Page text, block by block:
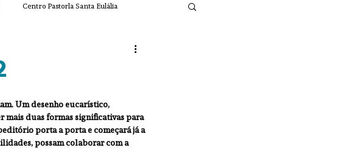
Centro Pastorla Santa Eulália
Semana Santa Pascoa
Um desenho eucarístico,
mais duas formas significativas para
porta a porta e começará já a
possam colaborar com a